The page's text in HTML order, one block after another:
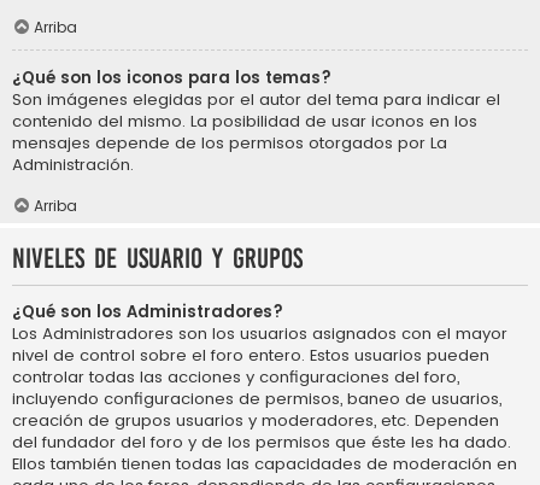
Arriba
¿Qué son los iconos para los temas?
Son imágenes elegidas por el autor del tema para indicar el
contenido del mismo. La posibilidad de usar iconos en los
mensajes depende de los permisos otorgados por La
Administración.
Arriba
Niveles de usuario y grupos
¿Qué son los Administradores?
Los Administradores son los usuarios asignados con el mayor
nivel de control sobre el foro entero. Estos usuarios pueden
controlar todas las acciones y configuraciones del foro,
incluyendo configuraciones de permisos, baneo de usuarios,
creación de grupos usuarios y moderadores, etc. Dependen
del fundador del foro y de los permisos que éste les ha dado.
Ellos también tienen todas las capacidades de moderación en